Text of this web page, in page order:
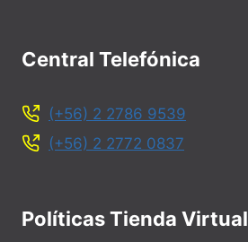
Central Telefónica
(+56) 2 2786 9539
(+56) 2 2772 0837
Políticas Tienda Virtual